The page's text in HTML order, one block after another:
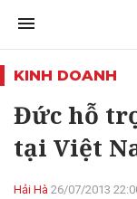
KINH DOANH
Đức hỗ
tại Việt
Hải Hà 26/07/2013